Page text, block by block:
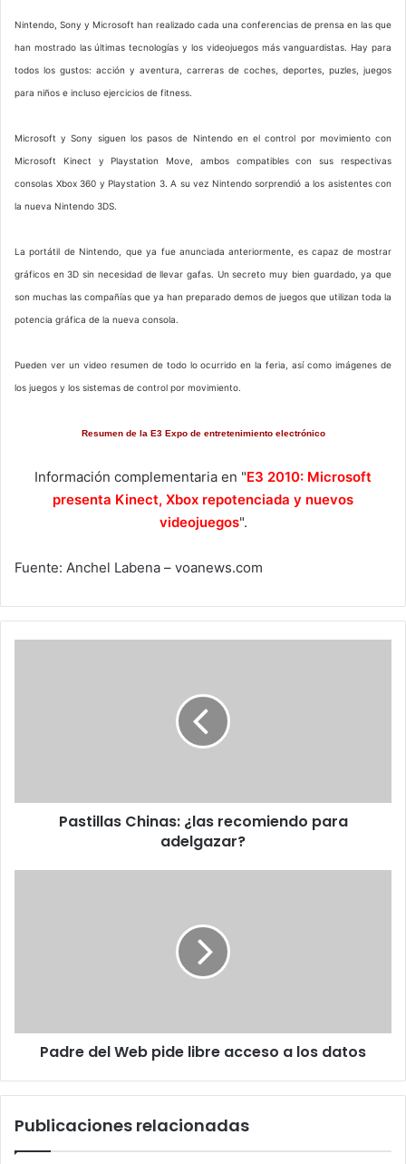
Nintendo, Sony y Microsoft han realizado cada una conferencias de prensa en las que
han mostrado las últimas tecnologías y los videojuegos más vanguardistas. Hay para
todos los gustos: acción y aventura, carreras de coches, deportes, puzles, juegos
para niños e incluso ejercicios de fitness.
Microsoft y Sony siguen los pasos de Nintendo en el control por movimiento con
Microsoft Kinect y Playstation Move, ambos compatibles con sus respectivas
consolas Xbox 360 y Playstation 3. A su vez Nintendo sorprendió a los asistentes con
la nueva Nintendo 3DS.
La portátil de Nintendo, que ya fue anunciada anteriormente, es capaz de mostrar
gráficos en 3D sin necesidad de llevar gafas. Un secreto muy bien guardado, ya que
son muchas las compañías que ya han preparado demos de juegos que utilizan toda la
potencia gráfica de la nueva consola.
Pueden ver un video resumen de todo lo ocurrido en la feria, así como imágenes de
los juegos y los sistemas de control por movimiento.
Resumen de la E3 Expo de entretenimiento electrónico
Información complementaria en "E3 2010: Microsoft
presenta Kinect, Xbox repotenciada y nuevos
videojuegos".
Fuente: Anchel Labena – voanews.com
Pastillas Chinas: ¿las recomiendo para
adelgazar?
datos
Padre del Web pide libre acceso a los datos
Publicaciones relacionadas